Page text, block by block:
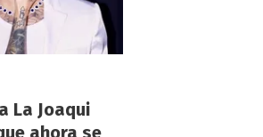
La Joaqui
ahora se